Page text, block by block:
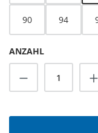
90 94
ANZAHL
Produkt